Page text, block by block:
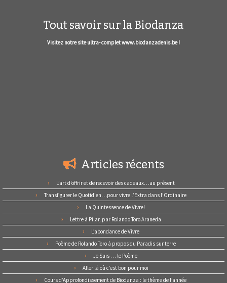
Tout savoir sur la Biodanza
Visitez notre site ultra- complet www.biodanzadenis.be !
Articles récents
L’art d’offrir et de recevoir des cadeaux…au présent
Transfigurer le Quotidien…pour vivre l’Extra dans l’Ordinaire
La Quintessence de Vivre!
Lettre à Pilar, par Rolando Toro Araneda
L’abondance de Vivre
Poème de Rolando Toro à propos du Paradis sur terre
Je Suis … le Poème
Aller là où c’est bon pour moi
Cours d’Approfondissement de Biodanza : le thème de l’année